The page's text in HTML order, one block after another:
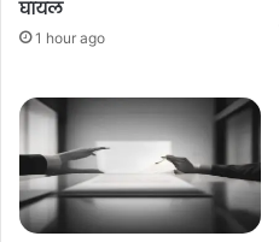
घायल
1 hour ago